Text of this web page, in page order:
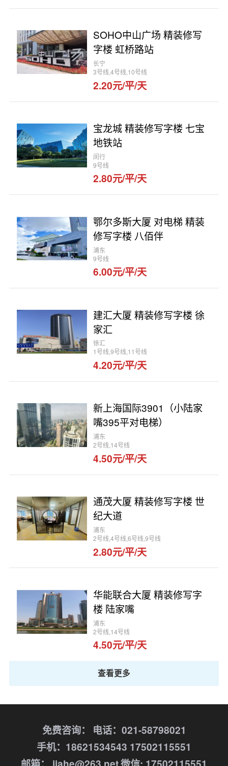
SOHO中山广场 精装修写
字楼 虹桥路站
长宁
3号线,4号线,10号线
2.20元/平/天
宝龙城 精装修写字楼 七宝
地铁站
闵行
9号线
2.80元/平/天
鄂尔多斯大厦 对电梯 精装
修写字楼 八佰伴
浦东
9号线
6.00元/平/天
建汇大厦 精装修写字楼 徐
家汇
徐汇
1号线,9号线,11号线
4.20元/平/天
新上海国际3901（小陆家
嘴395平对电梯）
浦东
2号线,14号线
4.50元/平/天
通茂大厦 精装修写字楼 世
纪大道
浦东
2号线,4号线,6号线,9号线
2.80元/平/天
华能联合大厦 精装修写字
楼 陆家嘴
浦东
2号线,14号线
4.50元/平/天
查看更多
免费咨询：
电话：021-58798021
手机：18621534543 17502115551